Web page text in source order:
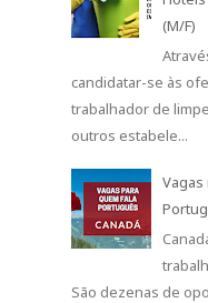
(M/F)
candidatar-se às
trabalhador de
outros estabele...
Vagas
São dezenas de